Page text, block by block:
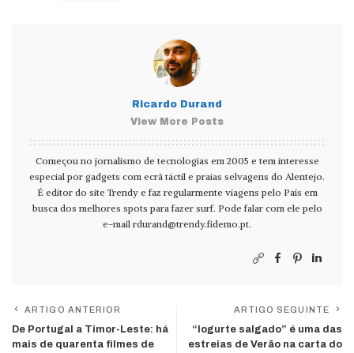
Ricardo Durand
View More Posts
Começou no jornalismo de tecnologias em 2005 e tem interesse
especial por gadgets com ecrã táctil e praias selvagens do Alentejo.
É editor do site Trendy e faz regularmente viagens pelo País em
busca dos melhores spots para fazer surf. Pode falar com ele pelo
e-mail rdurand@trendy.fidemo.pt.
ARTIGO ANTERIOR
De Portugal a Timor-Leste: há
mais de quarenta filmes de
ARTIGO SEGUINTE
“Iogurte salgado” é uma das
estreias de Verão na carta do